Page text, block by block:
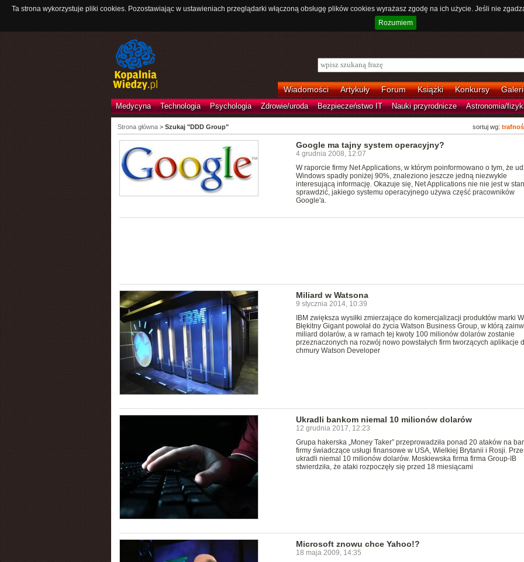
Ta strona wykorzystuje pliki cookies. Pozostawiając w ustawieniach przeglądarki włączoną obsługę plików cookies wyrażasz zgodę na ich użycie. Jeśli nie
Rozumiem
Wiadomości Artykuły Forum Książki Konkursy
Medycyna Technologia Psychologia Zdrowie/uroda Bezpieczeństwo IT Nauki przyrodnicze Astronomia/
sortuj wg:
Strona główna> Szukaj "DDD Group"
Google ma tajny system operacyjny?
4 grudnia 2008, 12:07
W raporcie firmy Net Applications, w którym poinformowano o tym, że
Windows spadły poniżej 90%, znaleziono jeszcze jedną niezwykle
interesującą informację. Okazuje się, Net Applications nie nie jest w
sprawdzić, jakiego systemu operacyjnego używa część pracowników
Google'a.
Miliard w Watsona
9 stycznia 2014, 10:39
IBM zwiększa wysiłki zmierzające do komercjalizacji produktów marki
Błękitny Gigant powołał do życia Watson Business Group, w którą
miliard dolarów, a w ramach tej kwoty 100 milionów dolarów zostanie
przeznaczonych na rozwój nowo powstałych firm tworzących aplikacje
chmury Watson Developer
Ukradli bankom niemal 10 milionów dolarów
12 grudnia 2017, 12:23
Grupa hakerska „Money Taker” przeprowadziła ponad 20 ataków na
firmy świadczące usługi finansowe w USA, Wielkiej Brytanii i Rosji.
ukradli niemal 10 milionów dolarów. Moskiewska firma firma Group-IB
stwierdziła, że ataki rozpoczęły się przed 18 miesiącami
Microsoft znowu chce Yahoo!?
18 maja 2009, 14:35